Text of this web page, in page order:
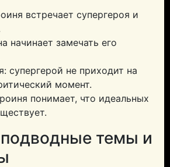
встречает супергероя и
начинает замечать его
супергерой не приходит на
момент.
понимает, что идеальных
темы и